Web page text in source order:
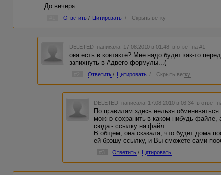
До вечера.
Ответить / Цитировать / Скрыть ветку
DELETED написала 17.08.2010 в 01:48 в ответ на #1
она есть в контакте? Мне надо будет как-то
запихнуть в Адвего формулы...(
Ответить / Цитировать / Скрыть ветку
DELETED написала 17.08.2010 в 03:34 в ответ
По правилам здесь нельзя
можно сохранить в каком-нибудь
сюда - ссылку на файл.
В общем, она сказала, что будет дома
ей брошу ссылку, и Вы сможете сами
#3 Ответить / Цитировать